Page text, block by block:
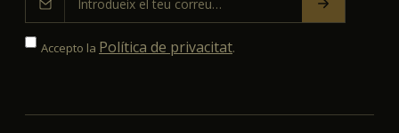
Accepto la Política de privacitat.